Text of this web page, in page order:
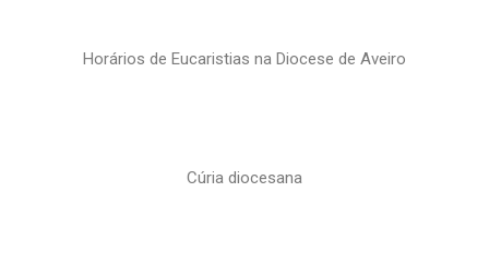
Horários de Eucaristias na Diocese de Aveiro
Cúria diocesana